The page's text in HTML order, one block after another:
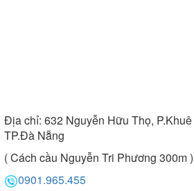
Địa chỉ: 632 Nguyễn Hữu Thọ,
TP.Đà Nẵng
( Cách cầu Nguyễn Tri Phương 300m )
0901.965.455